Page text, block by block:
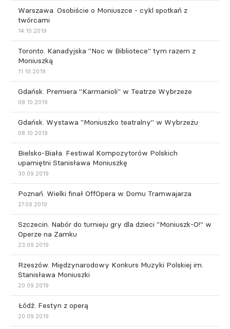
Warszawa. Osobiście o Moniuszce - cykl spotkań z
twórcami
14.10.2019
Toronto. Kanadyjska "Noc w Bibliotece" tym razem z
Moniuszką
11.10.2019
Gdańsk. Premiera "Karmanioli" w Teatrze Wybrzeże
08.10.2019
Gdańsk. Wystawa "Moniuszko teatralny" w Wybrzeżu
08.10.2019
Bielsko-Biała. Festiwal Kompozytorów Polskich
upamiętni Stanisława Moniuszkę
30.09.2019
Poznań. Wielki finał OffOpera w Domu Tramwajarza
27.09.2019
Szczecin. Nabór do turnieju gry dla dzieci "Moniuszk-O!" w
Operze na Zamku
23.09.2019
Rzeszów. Międzynarodowy Konkurs Muzyki Polskiej im.
Stanisława Moniuszki
20.09.2019
Łódź. Festyn z operą
20.09.2019